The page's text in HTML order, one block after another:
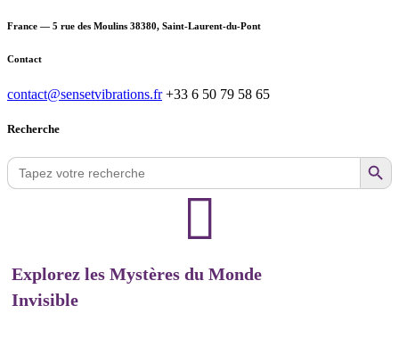
France — 5 rue des Moulins 38380, Saint-Laurent-du-Pont
Contact
contact@sensetvibrations.fr+33 6 50 79 58 65
Recherche
Search
for:
Search Button
Explorez les Mystères du Monde
Invisible